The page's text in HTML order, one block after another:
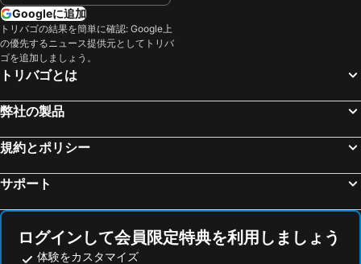
ナイハーンビーチ 海辺のホテル
Saladan 海辺のホテル
カオソック 海辺のホテル
ヤオノイ島 海辺のホテル
Nathon 海辺のホテル
Pilai Beach 海辺のホテル
Noppharat Thara Beach 海辺のホテル
Googleに追加
トリバゴの結果を簡単に確認: Google上
の優先するニュース提供元としてトリバ
ゴを追加しましょう。
トリバゴとは
弊社の製品
規約とポリシー
サポート
ログインして会員限定特典を利用しましょう
体験をカスタマイズ